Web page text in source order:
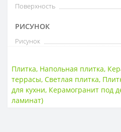
Поверхность
РИСУНОК
Рисунок
Плитка, Напольная плитка,
террасы,Светлая плитка,
для кухни, Керамогранит под
ламинат)